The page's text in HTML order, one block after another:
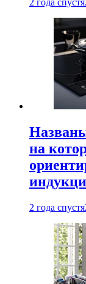
на
2 года спустя